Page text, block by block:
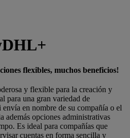
flexibles, muchos beneficios!
y flexible para la creación y
para una gran variedad de
en nombre de su compañía o el
opciones administrativas
Es ideal para compañías que
cuentas en forma sencilla y